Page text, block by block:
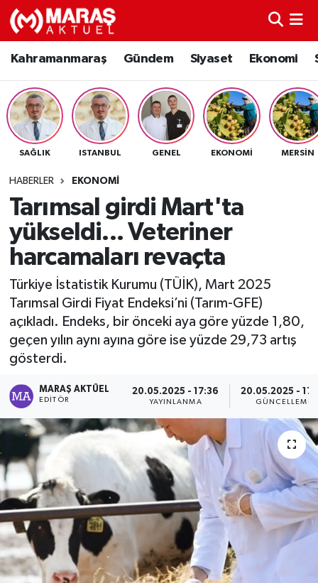
Kahramanmaraş Gündem Siyaset Ekonomi
SAĞLIK ISTANBUL GENEL EKONOMI MERSIN
HABERLER EKONOMI
Tarımsal girdi Mart'ta
yükseldi... Veteriner
harcamaları revaçta
Türkiye İstatistik Kurumu (TÜİK), Mart 2025
Tarımsal Girdi Fiyat Endeksi’ni (Tarım-GFE)
açıkladı. Endeks, bir önceki aya göre yüzde 1,80,
geçen yılın aynı ayına göre ise yüzde 29,73 artış
gösterdi.
MARAŞ AKTÜEL
EDITÖR
20.05.2025 - 17:36
YAYINLANMA
20.05.2025 -
GÜNCELLEME
Kahramanmaraş
Gündem
Siyaset
Sağlık
Eğitim
Dünya
Nöbetçi Eczaneler
Hava Durumu
Namaz Vakitleri
TFF 3.Lig 4.Grup Puan Durumu ve Fikstür
Tüm Manşetler
Haber Arşivi